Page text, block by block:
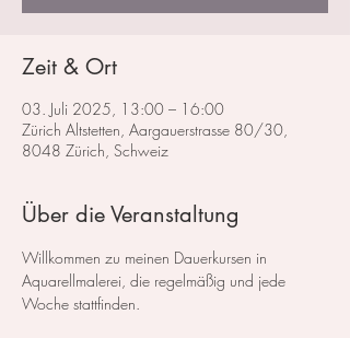
Zeit & Ort
03. Juli 2025, 13:00 – 16:00
Zürich Altstetten, Aargauerstrasse 80/30,
8048 Zürich, Schweiz
Über die Veranstaltung
Willkommen zu meinen Dauerkursen in
Aquarellmalerei, die regelmäßig und jede
Woche stattfinden.